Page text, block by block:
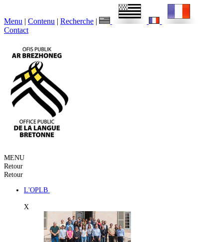
Menu | Contenu | Recherche |
Contact
MENU
Retour
Retour
L'OPLB
X